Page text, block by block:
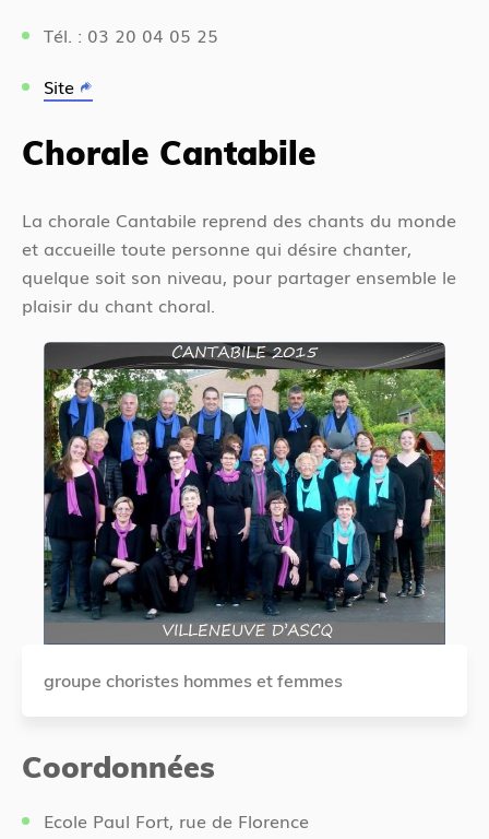
Tél. : 03 20 04 05 25
Site
Chorale Cantabile
La chorale Cantabile reprend des chants du monde
et accueille toute personne qui désire chanter,
quelque soit son niveau, pour partager ensemble le
plaisir du chant choral.
groupe choristes hommes et femmes
Coordonnées
Ecole Paul Fort, rue de Florence